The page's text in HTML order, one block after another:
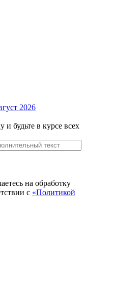
2026
будьте в курсе всех
на обработку
с «Политикой